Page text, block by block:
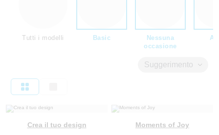
Tutti i modelli Basic
Nessuna
occasione
Suggerimento
Crea il tuo design Moments of Joy